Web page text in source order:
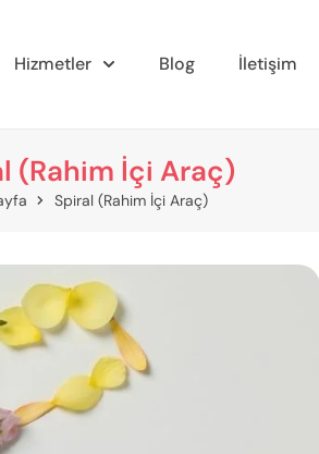
Hizmetler Blog İletişim
(Rahim İçi Araç)
Spiral (Rahim İçi Araç)